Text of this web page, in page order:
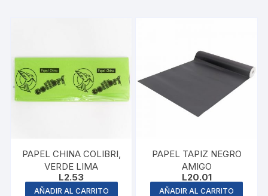
PAPEL CHINA COLIBRI,
VERDE LIMA
L2.53
AÑADIR AL CARRITO
PAPEL TAPIZ NEGRO
AMIGO
L20.01
AÑADIR AL CARRITO